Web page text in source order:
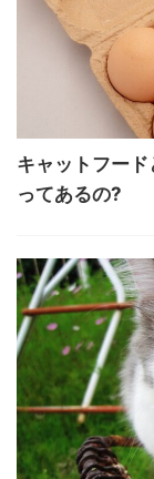
キャットフー
ってあるの?